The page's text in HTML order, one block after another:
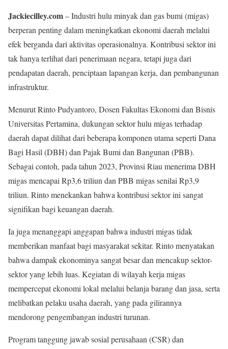
Jackiecilley.com– Industri hulu minyak dan gas bumi (migas)
berperan penting dalam meningkatkan ekonomi daerah melalui
efek berganda dari aktivitas operasionalnya. Kontribusi sektor ini
tak hanya terlihat dari penerimaan negara, tetapi juga dari
pendapatan daerah, penciptaan lapangan kerja, dan pembangunan
infrastruktur.
Menurut Rinto Pudyantoro, Dosen Fakultas Ekonomi dan Bisnis
Universitas Pertamina, dukungan sektor hulu migas terhadap
daerah dapat dilihat dari beberapa komponen utama seperti Dana
Bagi Hasil (DBH) dan Pajak Bumi dan Bangunan (PBB).
Sebagai contoh, pada tahun 2023, Provinsi Riau menerima DBH
migas mencapai Rp3,6 triliun dan PBB migas senilai Rp3,9
triliun. Rinto menekankan bahwa kontribusi sektor ini sangat
signifikan bagi keuangan daerah.
Ia juga menanggapi anggapan bahwa industri migas tidak
memberikan manfaat bagi masyarakat sekitar. Rinto menyatakan
bahwa dampak ekonominya sangat besar dan mencakup sektor-
sektor yang lebih luas. Kegiatan di wilayah kerja migas
mempercepat ekonomi lokal melalui belanja barang dan jasa, serta
melibatkan pelaku usaha daerah, yang pada gilirannya
mendorong pengembangan industri turunan.
Program tanggung jawab sosial perusahaan (CSR) dan